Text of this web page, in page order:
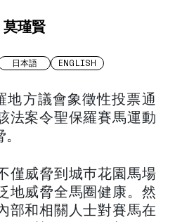
莫瑾賢
日本語 ENGLISH
地方議會象徵性投票通
法案令聖保羅賽馬運動
僅威脅到城巿花園馬場
地威脅全馬圈健康。然
部和相關人士對賽馬在